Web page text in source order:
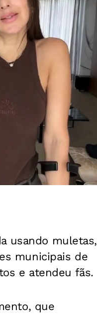
usando muletas,
municipais de
e atendeu fãs.
que